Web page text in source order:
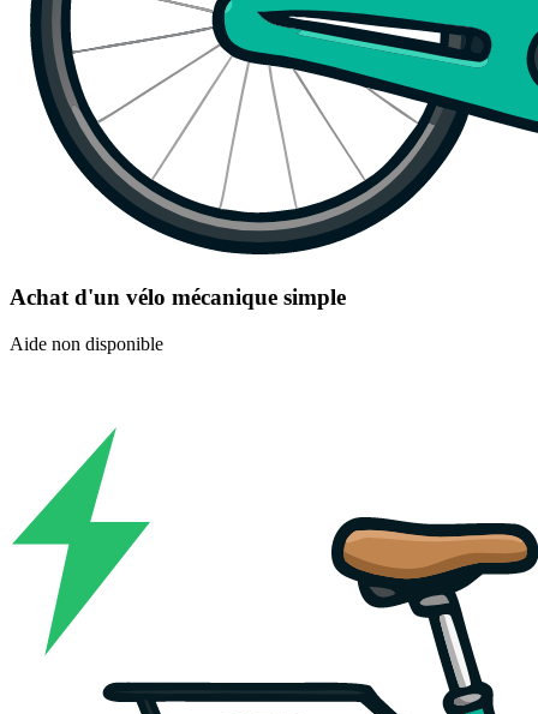
Achat d'un vélo mécanique simple
Aide non disponible